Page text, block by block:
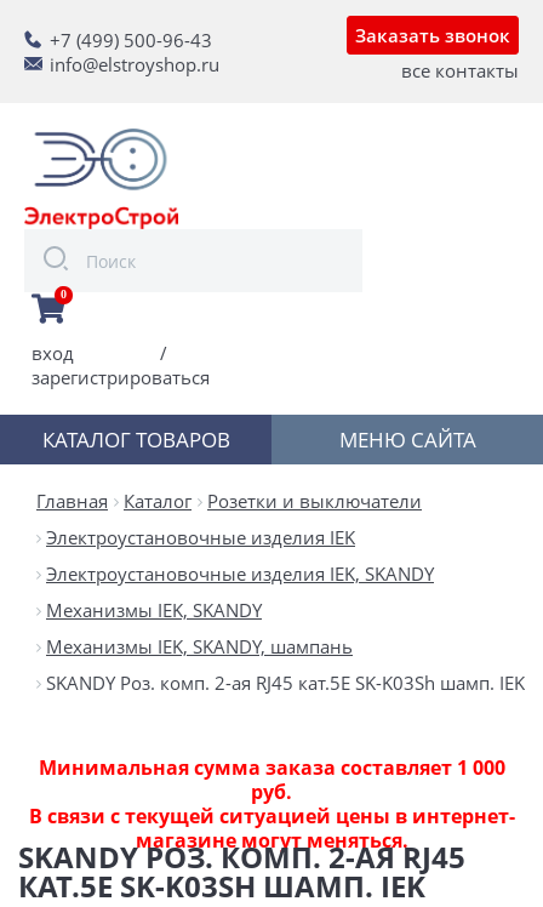
+7 (499) 500-96-43
info@elstroyshop.ru
Заказать звонок
все контакты
0
вход
/
зарегистрироваться
КАТАЛОГ ТОВАРОВ МЕНЮ САЙТА
Главная Каталог
Розетки и выключатели
Электроустановочные изделия IEK
Электроустановочные изделия IEK, SKANDY
Механизмы IEK, SKANDY
Механизмы IEK, SKANDY, шампань
SKANDY Роз. комп. 2-ая RJ45 кат.5E SK-K03Sh шамп. IEK
Минимальная сумма заказа составляет 1 000
руб.
В связи с текущей ситуацией цены в интернет-
магазине могут меняться.
SKANDY РОЗ. КОМП. 2-АЯ RJ45
КАТ.5E SK-K03SH ШАМП. IEK